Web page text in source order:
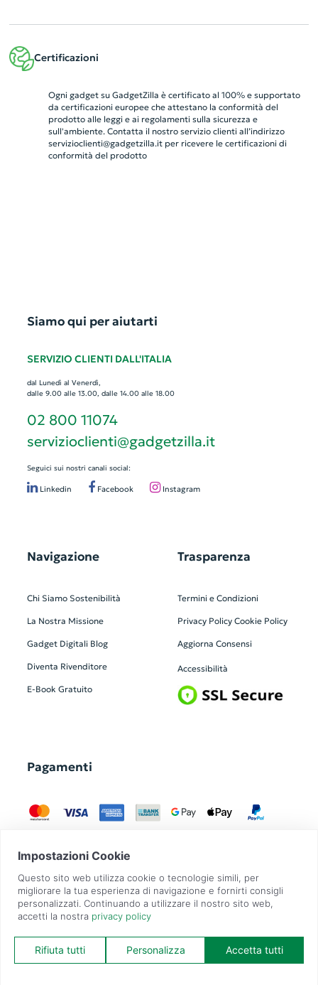
Certificazioni
Ogni gadget su GadgetZilla è certificato al 100% e supportato
da certificazioni europee che attestano la conformità del
prodotto alle leggi e ai regolamenti sulla sicurezza e
sull'ambiente. Contatta il nostro servizio clienti all’indirizzo
servizioclienti@gadgetzilla.itper ricevere le certificazioni di
conformità del prodotto
Siamo qui per aiutarti
SERVIZIO CLIENTI DALL'ITALIA
dal Lunedì al Venerdì,
dalle 9.00 alle 13.00, dalle 14.00 alle 18.00
02 800 11074
servizioclienti@gadgetzilla.it
Seguici sui nostri canali social:
Linkedin Facebook Instagram
Navigazione
Chi Siamo Sostenibilità
La Nostra Missione
Gadget Digitali Blog
Diventa Rivenditore
E-Book Gratuito
Trasparenza
Termini e Condizioni
Privacy Policy Cookie Policy
Aggiorna Consensi
Accessibilità
Pagamenti
GadgetZilla è un Brand di Overbi S.r.l.| realizzato con Contit
| © 2026 Tutti
i diritti riservati | P.IVA: 09351560967